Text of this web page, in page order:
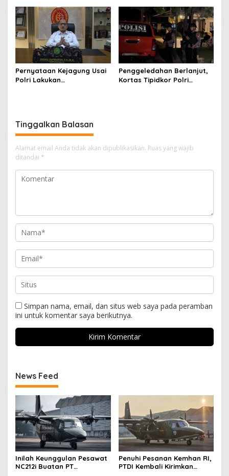
Kejagung RI
Nama Jampidsus
Mendadak Jadi Sorotan
Pernyataan Kejagung Usai
Polri Lakukan
Penggeledahan Berlanjut,
Kortas Tipidkor Polri
Tinggalkan Balasan
Alamat email Anda tidak akan dipublikasikan. Ruas yang wajib
ditandai *
Simpan nama, email, dan situs web saya pada peramban
ini untuk komentar saya berikutnya.
News Feed
Inilah Keunggulan Pesawat
NC212i Buatan PT
Penuhi Pesanan Kemhan RI,
PTDI Kembali Kirimkan